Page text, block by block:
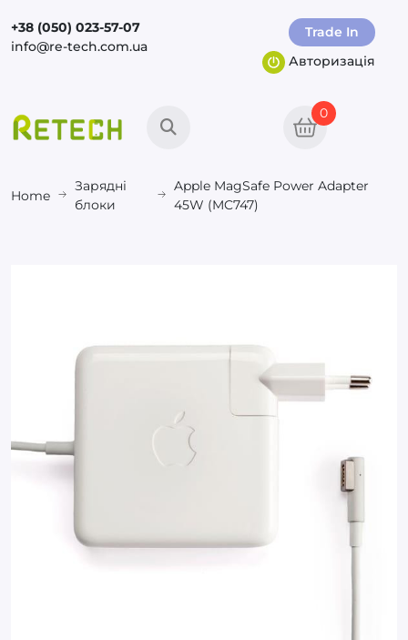
+38 (050) 023-57-07
info@re-tech.com.ua
Trade In
Авторизація
0
Home
Зарядні
блоки
Apple MagSafe Power Adapter
45W (MC747)